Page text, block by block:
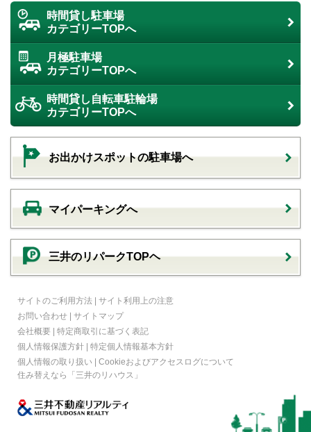
時間貸し駐車場
カテゴリーTOPへ
月極駐車場
カテゴリーTOPへ
時間貸し自転車駐輪場
カテゴリーTOPへ
お出かけスポットの駐車場へ
マイパーキングへ
三井のリパークTOPヘ
サイトのご利用方法 | サイト利用上の注意
お問い合わせ | サイトマップ
会社概要 | 特定商取引に基づく表記
個人情報保護方針 | 特定個人情報基本方針
個人情報の取り扱い | Cookieおよびアクセスログについて
住み替えなら
「三井のリハウス」